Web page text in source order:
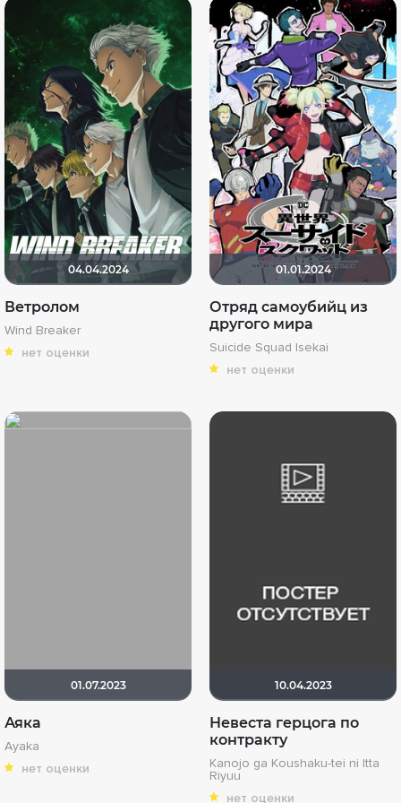
04.04.2024
Ветролом
Wind Breaker
нет оценки
01.01.2024
Отряд самоубийц из
другого мира
Suicide Squad Isekai
нет оценки
01.07.2023
Аяка
Ayaka
нет оценки
10.04.2023
Невеста герцога по
контракту
Kanojo ga Koushaku-tei ni Itta
Riyuu
нет оценки